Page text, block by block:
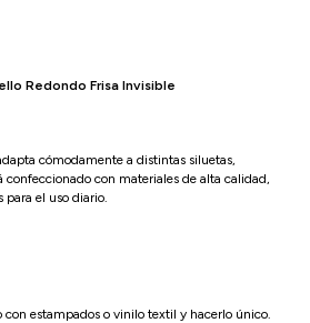
Redondo Frisa Invisible
cómodamente a distintas siluetas,
confeccionado con materiales de alta calidad,
para el uso diario.
con estampados o vinilo textil y hacerlo único.